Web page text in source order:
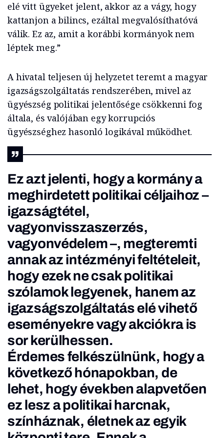
elé vitt ügyeket jelent, akkor az a vágy, hogy
kattanjon a bilincs, ezáltal megvalósíthatóvá
válik. Ez az, amit a korábbi kormányok nem
léptek meg.”
A hivatal teljesen új helyzetet teremt a magyar
igazságszolgáltatás rendszerében, mivel az
ügyészség politikai jelentősége csökkenni fog
általa, és valójában egy korrupciós
ügyészséghez hasonló logikával működhet.
Ez azt jelenti, hogy a kormány a
meghirdetett politikai céljaihoz –
igazságtétel,
vagyonvisszaszerzés,
vagyonvédelem –, megteremti
annak az intézményi feltételeit,
hogy ezek ne csak politikai
szólamok legyenek, hanem az
igazságszolgáltatás elé vihető
eseményekre vagy akciókra is
sor kerülhessen.
Érdemes felkészülnünk, hogy a
következő hónapokban, de
lehet, hogy években alapvetően
ez lesz a politikai harcnak,
színháznak, életnek az egyik